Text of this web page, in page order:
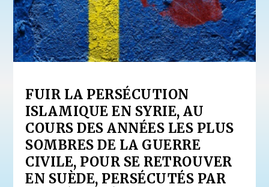
FUIR LA PERSÉCUTION
ISLAMIQUE EN SYRIE, AU
COURS DES ANNÉES LES PLUS
SOMBRES DE LA GUERRE
CIVILE, POUR SE RETROUVER
EN SUÈDE, PERSÉCUTÉS PAR